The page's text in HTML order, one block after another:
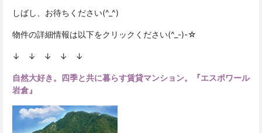
しばし、お待ちください(^_^)
物件の詳細情報は以下をクリックください(^_-)-☆
↓ ↓ ↓ ↓ ↓
自然大好き。四季と共に暮らす賃貸マンション。『エスポワール
岩倉』